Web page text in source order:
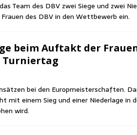
Team des DBV zwei Sie­ge und zwei
des DBV in den Wett­be­werb ein.
beim Auf­takt der
Turniertag
bei den Europ­meis­ter­schaf­ten.
mit einem Sieg und einer Nie­der­la­ge
wird.